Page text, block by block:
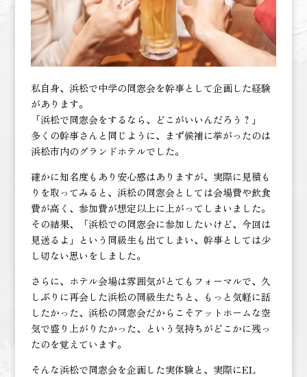
私自身、浜松で中学の同窓会を幹事として企画した経験
があります。
「浜松で同窓会をするなら、どこがいいんだろう？」
多くの幹事さんと同じように、まず候補に挙がったのは
浜松市内のグランドホテルでした。
確かに知名度もあり安心感はありますが、実際に見積も
りを取ってみると、浜松の同窓会としては会場費や飲食
費が高く、参加費が想定以上に上がってしまいました。
その結果、「浜松での同窓会に参加したいけど、今回は
見送るよ」という同級生も出てしまい、幹事としては少
し切ない思いをしました。
さらに、ホテル会場は雰囲気がとてもフォーマルで、久
しぶりに再会した浜松の同級生たちと、もっと気軽に話
したかった、浜松の同窓会だからこそアットホームな空
気で盛り上がりたかった、という気持ちがどこかに残っ
たのを覚えています。
そんな浜松で同窓会を企画した実体験と、実際にEL